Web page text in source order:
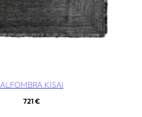
ALFOMBRA KISAI
721€